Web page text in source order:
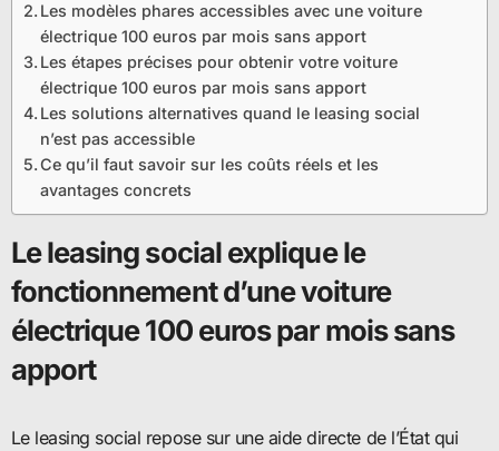
Les modèles phares accessibles avec une voiture
électrique 100 euros par mois sans apport
Les étapes précises pour obtenir votre voiture
électrique 100 euros par mois sans apport
Les solutions alternatives quand le leasing social
n’est pas accessible
Ce qu’il faut savoir sur les coûts réels et les
avantages concrets
Le leasing social explique le
fonctionnement d’une voiture
électrique 100 euros par mois sans
apport
Le leasing social repose sur une aide directe de l’État qui